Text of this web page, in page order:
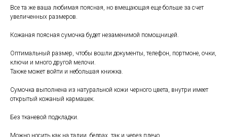
Все та же ваша любимая поясная, но вмещающая еще больше за счет
увеличенных размеров.
Кожаная поясная сумочка будет незаменимой помощницей.
Оптимальный размер, чтобы вошли документы, телефон, портмоне, очки,
ключи и много другой мелочи.
Также может войти и небольшая книжка.
Сумочка выполнена из натуральной кожи черного цвета, внутри имеет
открытый кожаный кармашек.
Без тканевой подкладки.